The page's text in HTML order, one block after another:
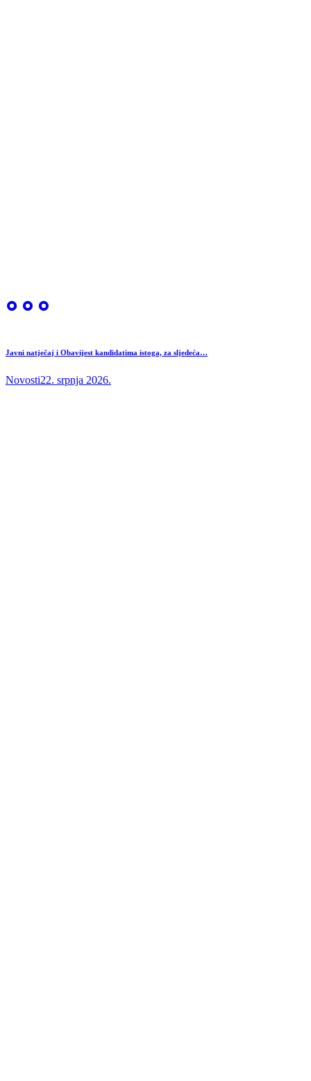
Javni natječaj i Obavijest kandidatima istoga, za sljedeća…
Novosti22. srpnja 2026.